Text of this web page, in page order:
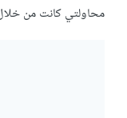
محاولتي كانت من خلال